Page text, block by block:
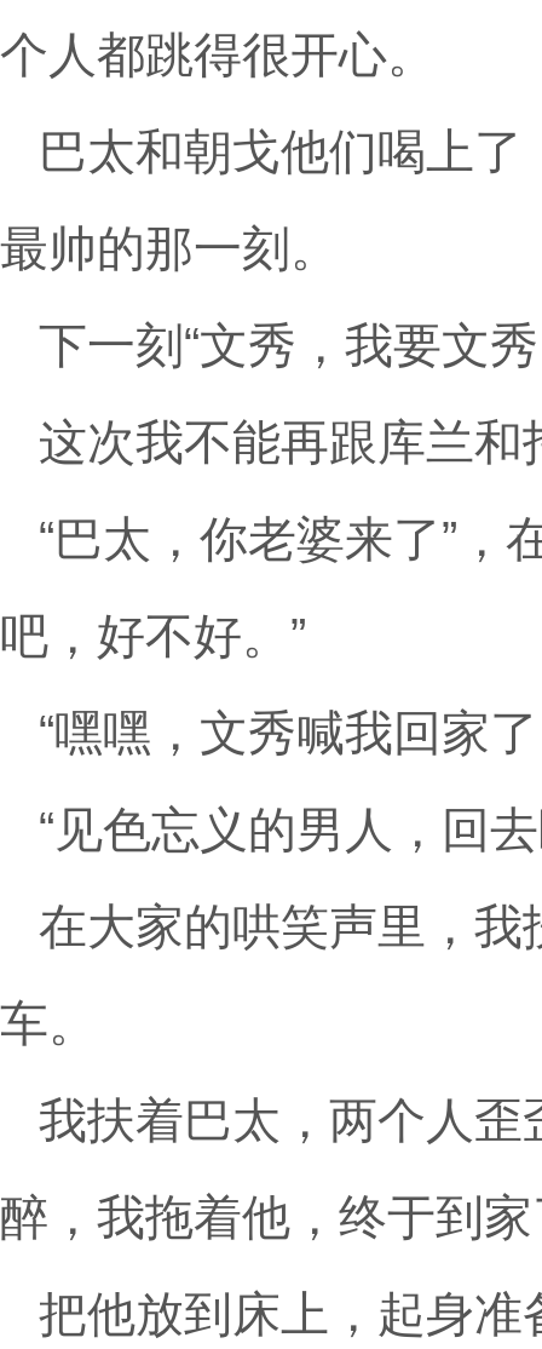
个人都跳得很开心。
巴太和朝戈他们喝上
最帅的那一刻。
下一刻“文秀，我要文
这次我不能再跟库兰
“巴太，你老婆来了”，
吧，好不好。”
“嘿嘿，文秀喊我回家
“见色忘义的男人，回
在大家的哄笑声里，
车。
我扶着巴太，两个人
醉，我拖着他，终于到
把他放到床上，起身